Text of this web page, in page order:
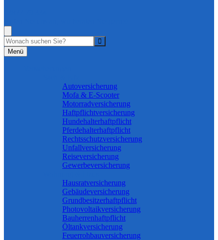
Menü
Autoversicherung
Mofa & E-Scooter
Motorradversicherung
Haftpflichtversicherung
Hundehalterhaftpflicht
Pferdehalterhaftpflicht
Rechtsschutzversicherung
Unfallversicherung
Reiseversicherung
Gewerbeversicherung
Hausratversicherung
Gebäudeversicherung
Grundbesitzerhaftpflicht
Photovoltaikversicherung
Bauherrenhaftpflicht
Öltankversicherung
Feuerrohbauversicherung